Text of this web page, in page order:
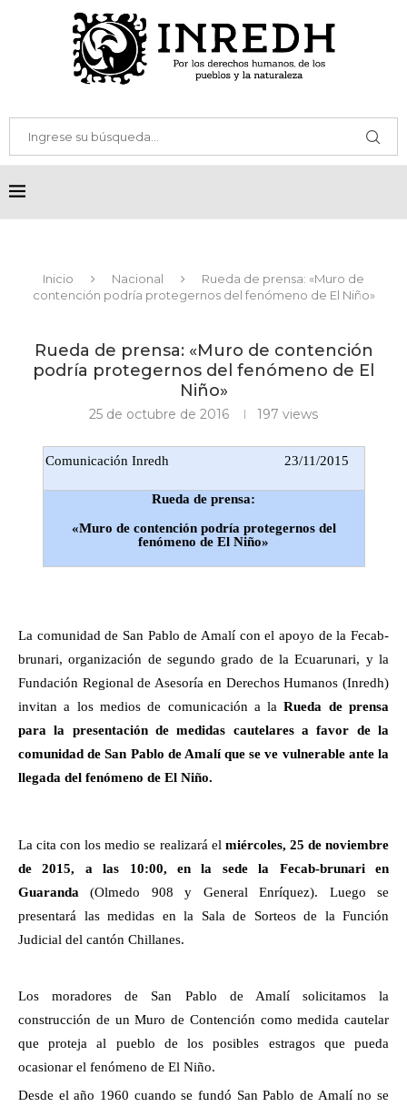
Inicio Nacional
Rueda de prensa: «Muro de
contención podría protegernos del fenómeno de El Niño»
Rueda de prensa: «Muro de contención
podría protegernos del fenómeno de El
Niño»
25 de octubre de 2016 197 views
Comunicación Inredh 23/11/2015
Rueda de prensa:
«Muro de contención podría protegernos del
fenómeno de El Niño»
La comunidad de San Pablo de Amalí con el apoyo de la Fecab-
brunari, organización de segundo grado de la Ecuarunari, y la
Fundación Regional de Asesoría en Derechos Humanos (Inredh)
invitan a los medios de comunicación a laRueda de prensa
para la presentación de medidas cautelares a favor de la
comunidad de San Pablo de Amalí que se ve vulnerable ante la
llegada del fenómeno de El Niño.
La cita con los medio se realizará elmiércoles, 25 de noviembre
de 2015, a las 10:00, en la sede la Fecab-brunari en
Guaranda (Olmedo 908 y General Enríquez). Luego se
presentará las medidas en la Sala de Sorteos de la Función
Judicial del cantón Chillanes.
Los moradores de San Pablo de Amalí solicitamos la
construcción de un Muro de Contención como medida cautelar
que proteja al pueblo de los posibles estragos que pueda
ocasionar el fenómeno de El Niño.
Desde el año 1960 cuando se fundó San Pablo de Amalí no se